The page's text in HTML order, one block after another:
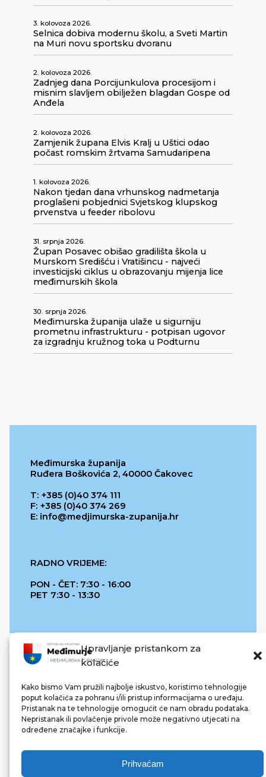
Upravljanje pristankom za
kolačiće
Kako bismo Vam pružili najbolje iskustvo, koristimo tehnologije
poput kolačića za pohranu i/ili pristup informacijama o uređaju.
Pristanak na te tehnologije omogućit će nam obradu podataka.
Nepristanak ili povlačenje privole može negativno utjecati na
određene značajke i funkcije.
Prihvaćam
3. kolovoza 2026.
Selnica dobiva modernu školu, a Sveti Martin
na Muri novu sportsku dvoranu
2. kolovoza 2026.
Zadnjeg dana Porcijunkulova procesijom i
misnim slavljem obilježen blagdan Gospe od
Anđela
2. kolovoza 2026.
Zamjenik župana Elvis Kralj u Uštici odao
počast romskim žrtvama Samudaripena
1. kolovoza 2026.
Nakon tjedan dana vrhunskog nadmetanja
proglašeni pobjednici Svjetskog klupskog
prvenstva u feeder ribolovu
31. srpnja 2026.
Župan Posavec obišao gradilišta škola u
Murskom Središću i Vratišincu - najveći
investicijski ciklus u obrazovanju mijenja lice
međimurskih škola
30. srpnja 2026.
Međimurska županija ulaže u sigurniju
prometnu infrastrukturu - potpisan ugovor
za izgradnju kružnog toka u Podturnu
Međimurska županija
Ruđera Boškovića 2, 40000 Čakovec
T: +385 (0)40 374 111
F: +385 (0)40 374 269
E: info@medjimurska-zupanija.hr
RADNO VRIJEME:
PON - ČET: 7:30 - 16:00
PET 7:30 - 13:30
REPUBLIKA HRVATSKA